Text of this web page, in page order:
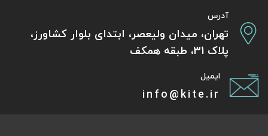
آدرس
تهران، میدان ولیعصر، ابتدای بلوار کشاورز،
پلاک 31، طبقه همکف
ایمیل
info@kite.ir